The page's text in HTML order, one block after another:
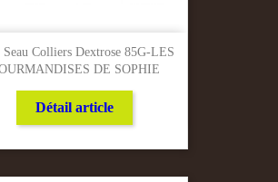
Colliers Dextrose 85G-LES
DE SOPHIE
Détail article